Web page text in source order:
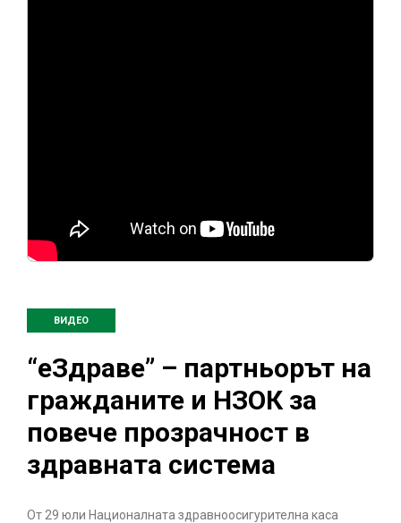
ВИДЕО
“еЗдраве” – партньорът на
гражданите и НЗОК за
повече прозрачност в
здравната система
От 29 юли Националната здравноосигурителна каса